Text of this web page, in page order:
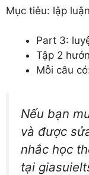
Mục tiêu: lập
Part 3:
Tập 2
Mỗi câu
Nếu bạn
và được
nhắc học
tại